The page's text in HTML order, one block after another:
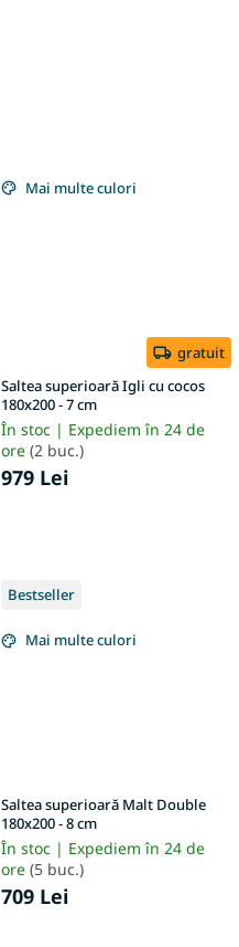
Mai multe culori
gratuit
Saltea superioară Igli cu cocos
180x200 - 7 cm
În stoc | Expediem în 24 de
ore (2 buc.)
979 Lei
Bestseller
Mai multe culori
Saltea superioară Malt Double
180x200 - 8 cm
În stoc | Expediem în 24 de
ore (5 buc.)
709 Lei